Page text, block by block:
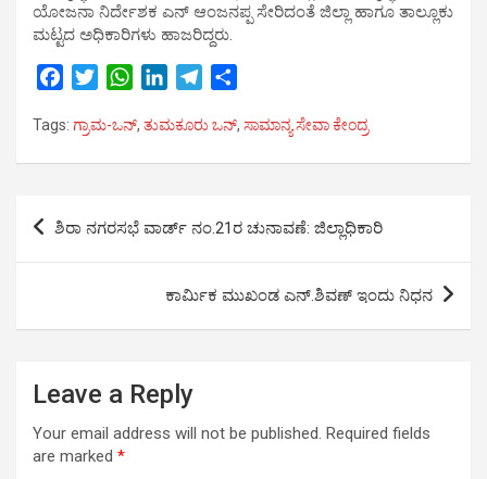
ಯೋಜನಾ ನಿರ್ದೇಶಕ ಎನ್ ಆಂಜನಪ್ಪ ಸೇರಿದಂತೆ ಜಿಲ್ಲಾ ಹಾಗೂ ತಾಲ್ಲೂಕು
ಮಟ್ಟದ ಅಧಿಕಾರಿಗಳು ಹಾಜರಿದ್ದರು.
c
o
k
i
r
W
a
p
p
n
I
n
l
a
m
a
Tags: ಗ್ರಾಮ-ಒನ್, ತುಮಕೂರು ಒನ್, ಸಾಮಾನ್ಯ ಸೇವಾ ಕೇಂದ್ರ
Post
navigation
ಶಿರಾ ನಗರಸಭೆ ವಾರ್ಡ್ ನಂ.21ರ ಚುನಾವಣೆ: ಜಿಲ್ಲಾಧಿಕಾರಿ
ಕಾರ್ಮಿಕ ಮುಖಂಡ ಎನ್.ಶಿವಣ್ ಇಂದು ನಿಧನ
Leave a Reply
Your email address will not be published. Required fields
are marked *